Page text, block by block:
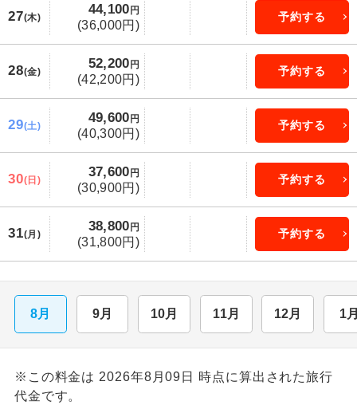
27(木)
44,100円
(36,000円)
予約する
28(金)
52,200円
(42,200円)
予約する
29(土)
49,600円
(40,300円)
予約する
30(日)
37,600円
(30,900円)
予約する
31(月)
38,800円
(31,800円)
予約する
8月 9月 10月 11月 12月 1
※この料金は 2026年8月09日 時点に算出された旅行
代金です。